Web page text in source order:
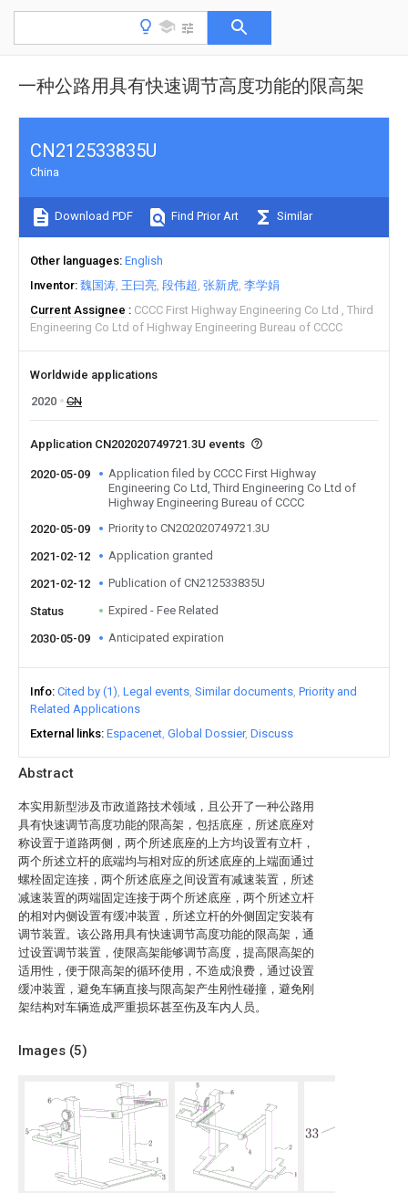
一种公路用具有快速调节高度功能的限高架
Abstract
本实用新型涉及市政道路技术领域，且公开了一种公路用
具有快速调节高度功能的限高架，包括底座，所述底座对
称设置于道路两侧，两个所述底座的上方均设置有立杆，
两个所述立杆的底端均与相对应的所述底座的上端面通过
螺栓固定连接，两个所述底座之间设置有减速装置，所述
减速装置的两端固定连接于两个所述底座，两个所述立杆
的相对内侧设置有缓冲装置，所述立杆的外侧固定安装有
调节装置。该公路用具有快速调节高度功能的限高架，通
过设置调节装置，使限高架能够调节高度，提高限高架的
适用性，便于限高架的循环使用，不造成浪费，通过设置
缓冲装置，避免车辆直接与限高架产生刚性碰撞，避免刚
架结构对车辆造成严重损坏甚至伤及车内人员。
Images (5)
CN212533835U
China
Download PDF Find Prior Art Similar
Other languages English
Inventor 魏国涛 王曰亮 段伟超 张新虎 李学娟
Current Assignee
CCCC First Highway Engineering Co Ltd
Third
Engineering Co Ltd of Highway Engineering Bureau of CCCC
Worldwide applications
2020
CN
Application CN202020749721.3U events
2020-05-09
Application filed by CCCC First Highway
Engineering Co Ltd, Third Engineering Co Ltd of
Highway Engineering Bureau of CCCC
2020-05-09
Priority to CN202020749721.3U
2021-02-12 Application granted
2021-02-12 Publication of CN212533835U
Status Expired - Fee Related
2030-05-09 Anticipated expiration
Info Cited by (1) Legal events Similar documents Priority and
Related Applications
External links Espacenet Global Dossier Discuss